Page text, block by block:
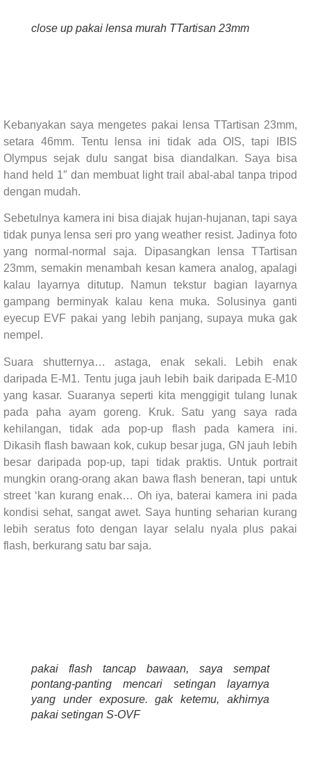
close up pakai lensa murah TTartisan 23mm
Kebanyakan saya mengetes pakai lensa TTartisan 23mm,
setara 46mm. Tentu lensa ini tidak ada OIS, tapi IBIS
Olympus sejak dulu sangat bisa diandalkan. Saya bisa
hand held 1″ dan membuat light trail abal-abal tanpa tripod
dengan mudah.
Sebetulnya kamera ini bisa diajak hujan-hujanan, tapi saya
tidak punya lensa seri pro yang weather resist. Jadinya foto
yang normal-normal saja. Dipasangkan lensa TTartisan
23mm, semakin menambah kesan kamera analog, apalagi
kalau layarnya ditutup. Namun tekstur bagian layarnya
gampang berminyak kalau kena muka. Solusinya ganti
eyecup EVF pakai yang lebih panjang, supaya muka gak
nempel.
Suara shutternya… astaga, enak sekali. Lebih enak
daripada E-M1. Tentu juga jauh lebih baik daripada E-M10
yang kasar. Suaranya seperti kita menggigit tulang lunak
pada paha ayam goreng. Kruk. Satu yang saya rada
kehilangan, tidak ada pop-up flash pada kamera ini.
Dikasih flash bawaan kok, cukup besar juga, GN jauh lebih
besar daripada pop-up, tapi tidak praktis. Untuk portrait
mungkin orang-orang akan bawa flash beneran, tapi untuk
street ‘kan kurang enak… Oh iya, baterai kamera ini pada
kondisi sehat, sangat awet. Saya hunting seharian kurang
lebih seratus foto dengan layar selalu nyala plus pakai
flash, berkurang satu bar saja.
pakai flash tancap bawaan, saya sempat
pontang-panting mencari setingan layarnya
yang under exposure. gak ketemu, akhirnya
pakai setingan S-OVF